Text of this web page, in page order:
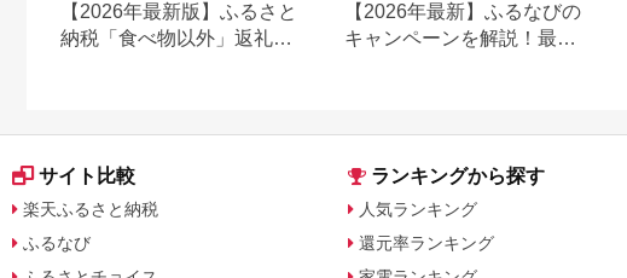
【2026年最新版】ふるさと
納税「食べ物以外」返礼品
【2026年最新】ふるなびの
キャンペーンを解説！最大
サイト比較
楽天ふるさと納税
ふるなび
ランキングから探す
人気ランキング
還元率ランキング